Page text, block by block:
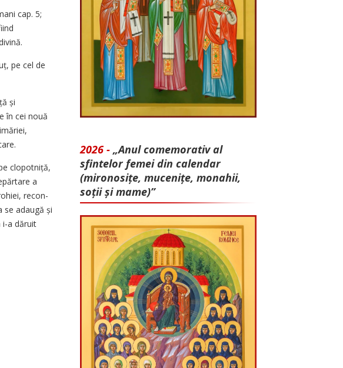
cap. 5;
pe cel de
și
în cei nouă
clopotniță,
a
re­con­
se adaugă și
i-a dăruit
2026 - „Anul comemorativ al
sfintelor femei din calendar
(mironosițe, mu­cenițe, monahii,
soții și mame)”